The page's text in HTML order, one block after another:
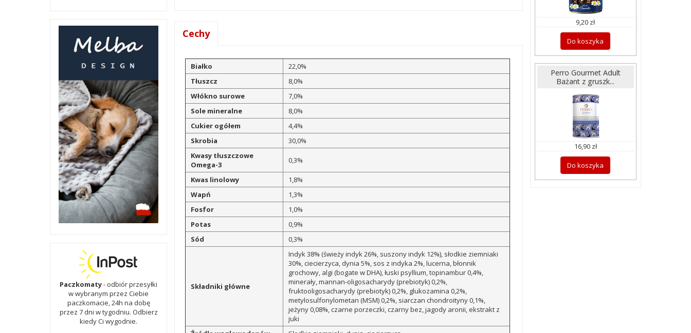
Cechy
Białko
22,0%
Tłuszcz
8,0%
Włókno surowe
7,0%
Sole mineralne
8,0%
Cukier ogółem
4,4%
Skrobia
30,0%
Kwasy tłuszczowe
Omega-3
0,3%
Kwas linolowy
1,8%
Wapń
1,3%
Fosfor
1,0%
Potas
0,9%
Sód
0,3%
Składniki główne
Indyk 38% (świeży indyk 26%, suszony indyk 12%), słodkie ziemniaki
30%, ciecierzyca, dynia 5%, sos z indyka 2%, lucerna, błonnik
grochowy, algi (bogate w DHA), łuski psyllium, topinambur 0,4%,
minerały, mannan-oligosacharydy (prebiotyk) 0,2%,
fruktooligosacharydy (prebiotyk) 0,2%, glukozamina 0,2%,
metylosulfonylometan (MSM) 0,2%, siarczan chondroityny 0,1%,
jeżyny 0,08%, czarne porzeczki, czarny bez, jagody aronii, ekstrakt z
juki
9,20 zł
Do koszyka
Perro Gourmet Adult
Bażant z gruszk...
16,90 zł
Do koszyka
Paczkomaty- odbiór przesyłki
w wybranym przez Ciebie
paczkomacie, 24h na dobę
przez 7 dni w tygodniu. Odbierz
kiedy Ci wygodnie.